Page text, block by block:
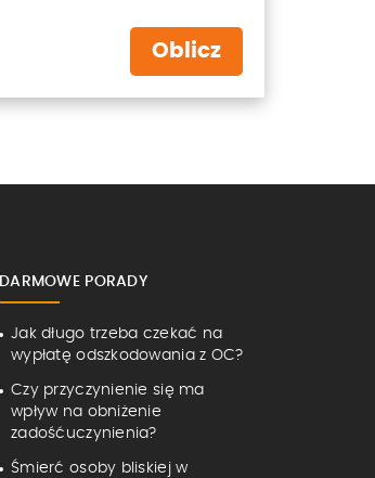
Oblicz
DARMOWE PORADY
Jak długo trzeba czekać na
wypłatę odszkodowania z OC?
Czy przyczynienie się ma
wpływ na obniżenie
zadośćuczynienia?
Śmierć osoby bliskiej w